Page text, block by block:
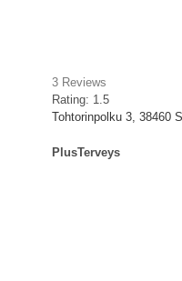
3 Reviews
Rating: 1.5
Tohtorinpolku 3, 38460
PlusTerveys